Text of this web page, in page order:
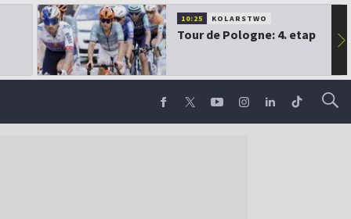
10:25 KOLARSTWO
Tour de Pologne: 4. etap ▶